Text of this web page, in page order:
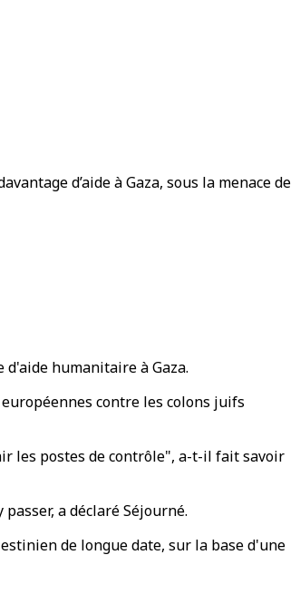
d’aide à Gaza, sous la menace de
humanitaire à Gaza.
contre les colons juifs
les postes de contrôle", a-t-il fait savoir
a déclaré Séjourné.
de longue date, sur la base d'une